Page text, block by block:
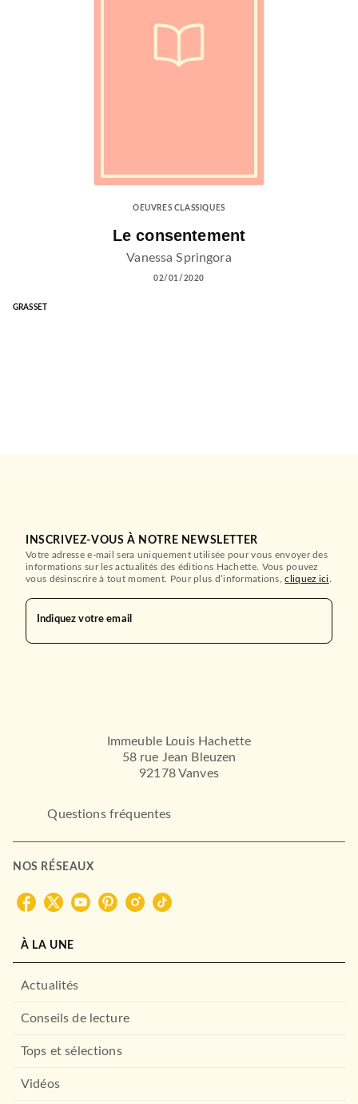
OEUVRES CLASSIQUES
Le consentement
Vanessa Springora
02/01/2020
GRASSET
INSCRIVEZ-VOUS À NOTRE NEWSLETTER
Votre adresse e-mail sera uniquement utilisée pour vous envoyer des
informations sur les actualités des éditions Hachette. Vous pouvez
vous désinscrire à tout moment. Pour plus d’informations,cliquez ici
Indiquez votre email
Immeuble Louis Hachette
58 rue Jean Bleuzen
92178 Vanves
Questions fréquentes
NOS RÉSEAUX
À LA UNE
Actualités
Conseils de lecture
Tops et sélections
Vidéos